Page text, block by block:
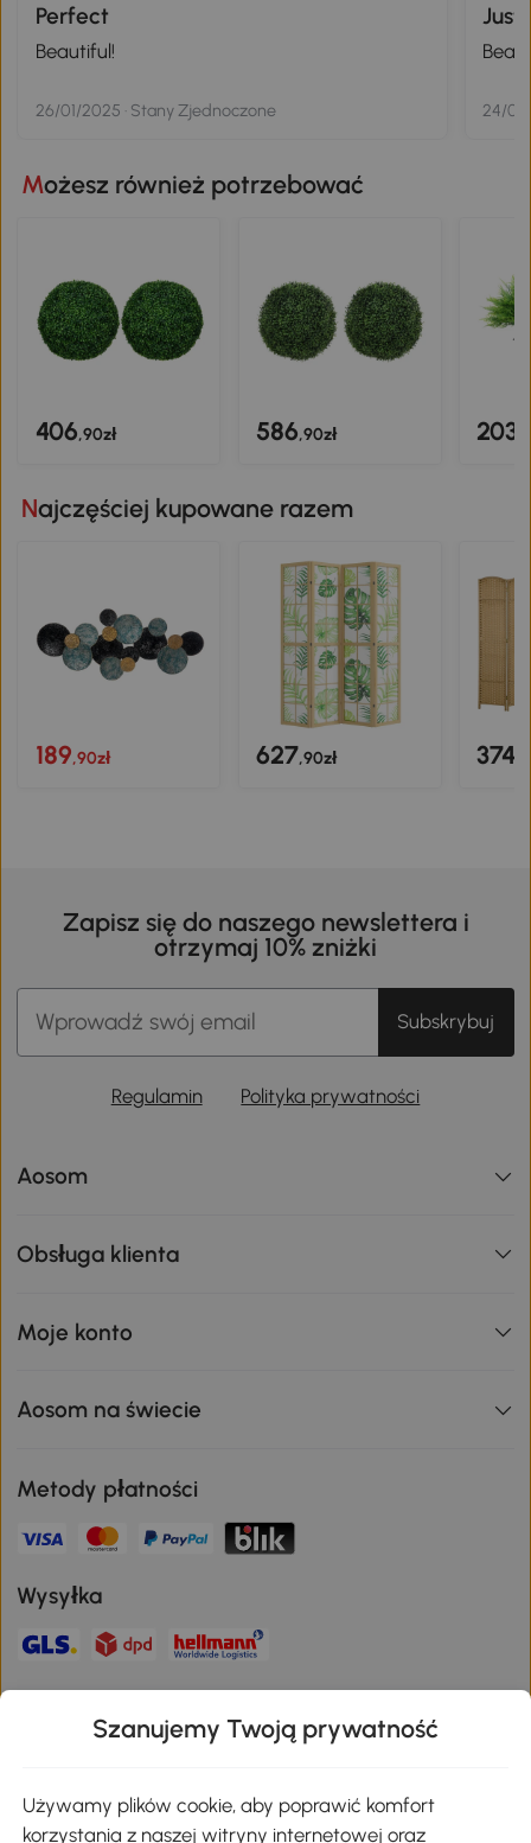
Perfect
Beautiful!
26/01/2025 · Stany Zjednoczone
Just
24/
Możesz również potrzebować
406,90zł 586,90zł 203
Najczęściej kupowane razem
189,90zł 627,90zł 374
Zapisz się do naszego newslettera i
otrzymaj 10% zniżki
Subskrybuj
Regulamin Polityka prywatności
Aosom
Obsługa klienta
Moje konto
Aosom na świecie
Metody płatności
Wysyłka
Pobierz aplikację Aosom
Szanujemy Twoją prywatność
Używamy plików cookie, aby poprawić komfort
korzystania z naszej witryny internetowej oraz